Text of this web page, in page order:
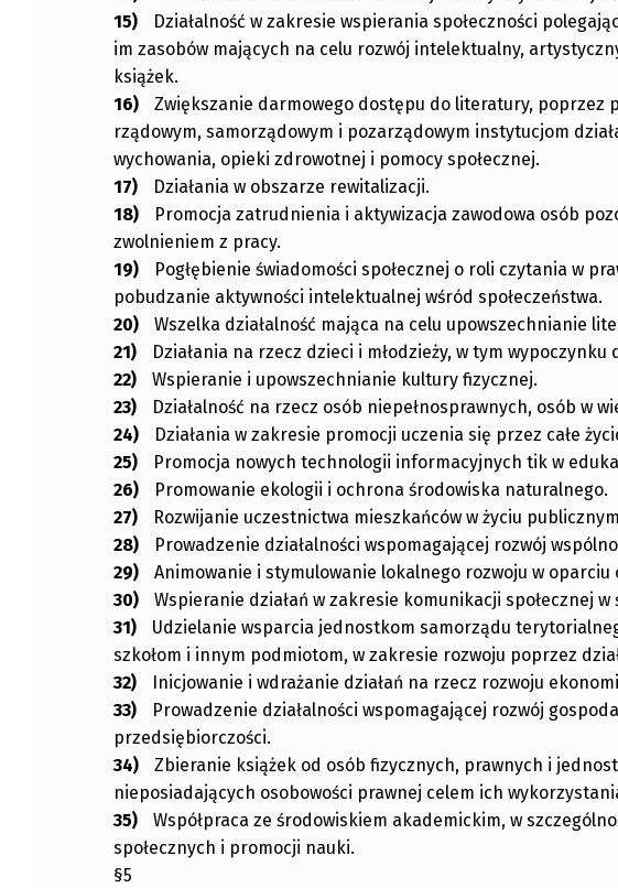
Działalność w zakresie wspierania społeczności
im zasobów mających na celu rozwój intelektualny,
książek.
Zwiększanie darmowego dostępu do literatury, poprzez
rządowym, samorządowym i pozarządowym instytucjom
wychowania, opieki zdrowotnej i pomocy społecznej.
Działania w obszarze rewitalizacji.
Promocja zatrudnienia i aktywizacja zawodowa osób
zwolnieniem z pracy.
Pogłębienie świadomości społecznej o roli czytania w
pobudzanie aktywności intelektualnej wśród społeczeństwa.
Wszelka działalność mająca na celu upowszechnianie
Działania na rzecz dzieci i młodzieży, w tym wypoczynku
Wspieranie i upowszechnianie kultury fizycznej.
Działalność na rzecz osób niepełnosprawnych, osób w
Działania w zakresie promocji uczenia się przez całe
Promocja nowych technologii informacyjnych tik w
Promowanie ekologii i ochrona środowiska naturalnego.
Rozwijanie uczestnictwa mieszkańców w życiu
Prowadzenie działalności wspomagającej rozwój
Animowanie i stymulowanie lokalnego rozwoju w oparciu
Wspieranie działań w zakresie komunikacji społecznej
Udzielanie wsparcia jednostkom samorządu
szkołom i innym podmiotom, w zakresie rozwoju poprzez
Inicjowanie i wdrażanie działań na rzecz rozwoju
Prowadzenie działalności wspomagającej rozwój
przedsiębiorczości.
Zbieranie książek od osób fizycznych, prawnych i
nieposiadających osobowości prawnej celem ich
Współpraca ze środowiskiem akademickim, w
społecznych i promocji nauki.
§5